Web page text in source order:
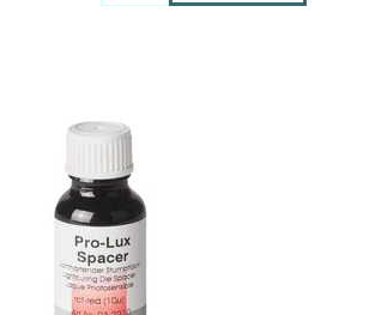
03-2210
al dente Dentalprodukte